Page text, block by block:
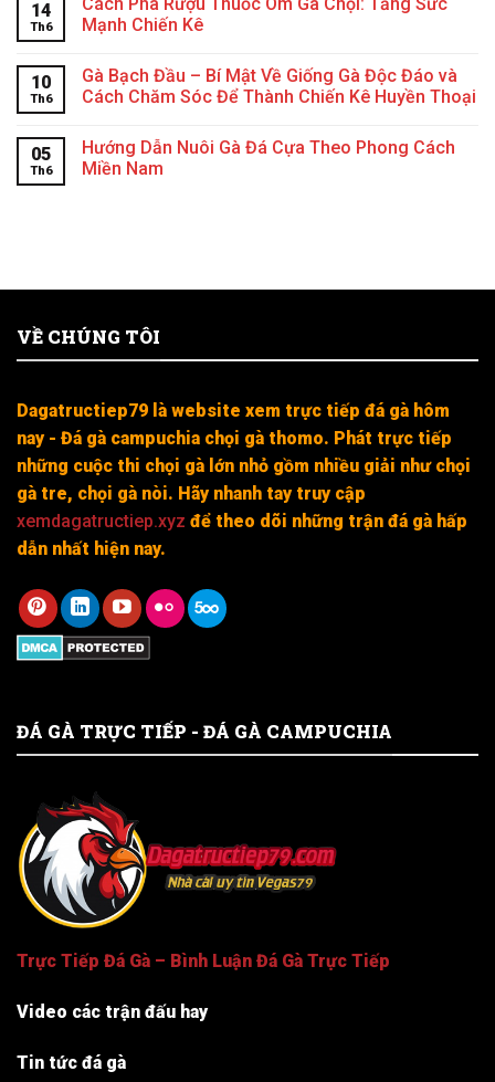
14
Th6
Mạnh Chiến Kê
10
Th6
Gà Bạch Đầu – Bí Mật Về Giống Gà Độc Đáo và
Cách Chăm Sóc Để Thành Chiến Kê Huyền Thoại
05
Th6
Hướng Dẫn Nuôi Gà Đá Cựa Theo Phong Cách
Miền Nam
VỀ CHÚNG TÔI
Dagatructiep79 là website xem trực tiếp đá gà hôm
nay - Đá gà campuchia chọi gà thomo. Phát trực tiếp
những cuộc thi chọi gà lớn nhỏ gồm nhiều giải như chọi
gà tre, chọi gà nòi. Hãy nhanh tay truy cập
xemdagatructiep.xyz để theo dõi những trận đá gà hấp
dẫn nhất hiện nay.
ĐÁ GÀ TRỰC TIẾP - ĐÁ GÀ CAMPUCHIA
Trực Tiếp Đá Gà – Bình Luận Đá Gà Trực Tiếp
Video các trận đấu hay
Tin tức đá gà